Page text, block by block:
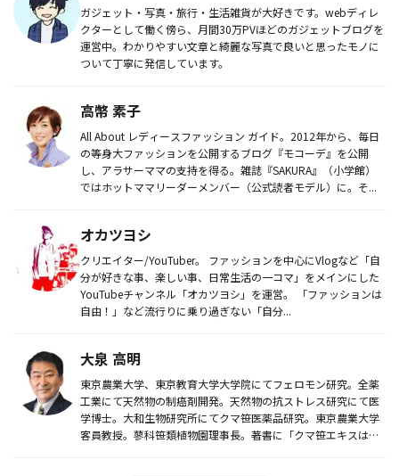
ガジェット・写真・旅行・生活雑貨が大好きです。webディレ
クターとして働く傍ら、月間30万PVほどのガジェットブログを
運営中。わかりやすい文章と綺麗な写真で良いと思ったモノに
ついて丁寧に発信しています。
高幣 素子
All About レディースファッション ガイド。2012年から、毎日
の等身大ファッションを公開するブログ『モコーデ』を公開
し、アラサーママの支持を得る。雑誌『SAKURA』（小学館）
ではホットママリーダーメンバー（公式読者モデル）に。そ...
オカツヨシ
クリエイター/YouTuber。 ファッションを中心にVlogなど「自
分が好きな事、楽しい事、日常生活の一コマ」をメインにした
YouTubeチャンネル「オカツヨシ」を運営。 「ファッションは
自由！」など流行りに乗り過ぎない「自分...
大泉 高明
東京農業大学、東京教育大学大学院にてフェロモン研究。全薬
工業にて天然物の制癌剤開発。天然物の抗ストレス研究にて医
学博士。大和生物研究所にてクマ笹医薬品研究。東京農業大学
客員教授。蓼科笹類植物園理事長。著書に「クマ笹エキスはこ